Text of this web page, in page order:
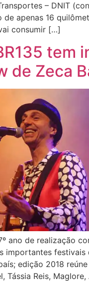
– DNIT
apenas 16
consumir […]
tem
de Zeca
ano de realização
importantes festivais
edição 2018
Tássia Reis,